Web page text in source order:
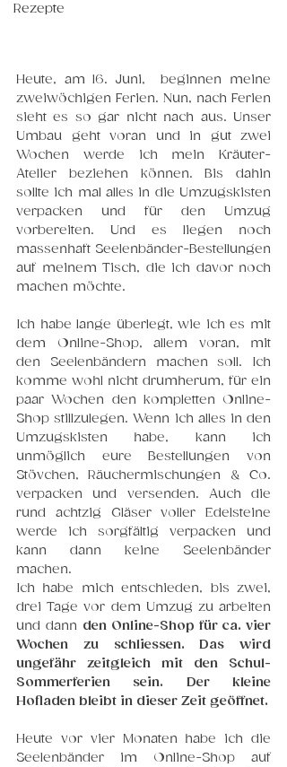
Rezepte
Heute, am 16. Juni,  beginnen meine
zweiwöchigen Ferien. Nun, nach Ferien
sieht es so gar nicht nach aus. Unser
Umbau geht voran und in gut zwei
Wochen werde ich mein Kräuter-
Atelier beziehen können. Bis dahin
sollte ich mal alles in die Umzugskisten
verpacken und für den Umzug
vorbereiten. Und es liegen noch
massenhaft Seelenbänder-Bestellungen
auf meinem Tisch, die ich davor noch
machen möchte.
Ich habe lange überlegt, wie ich es mit
dem Online-Shop, allem voran, mit
den Seelenbändern machen soll. Ich
komme wohl nicht drumherum, für ein
paar Wochen den kompletten Online-
Shop stillzulegen. Wenn ich alles in den
Umzugskisten habe, kann ich
unmöglich eure Bestellungen von
Stövchen, Räuchermischungen & Co.
verpacken und versenden. Auch die
rund achtzig Gläser voller Edelsteine
werde ich sorgfältig verpacken und
kann dann keine Seelenbänder
machen.
Ich habe mich entschieden, bis zwei,
drei Tage vor dem Umzug zu arbeiten
und dann den Online-Shop für ca. vier
Wochen zu schliessen. Das wird
ungefähr zeitgleich mit den Schul-
Sommerferien sein. Der kleine
Hofladen bleibt in dieser Zeit geöffnet.
Heute vor vier Monaten habe ich die
Seelenbänder im Online-Shop auf